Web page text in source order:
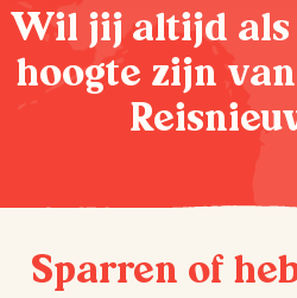
Wil jij altijd als
hoogte zijn
Sparren of